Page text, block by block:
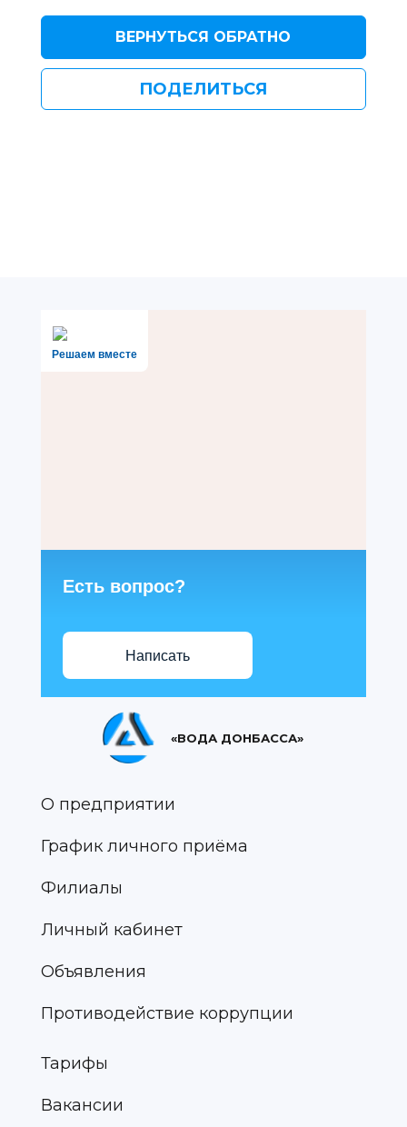
ВЕРНУТЬСЯ ОБРАТНО
ПОДЕЛИТЬСЯ
Решаем вместе
Есть вопрос?
Написать
«ВОДА ДОНБАССА»
О предприятии
График личного приёма
Филиалы
Личный кабинет
Объявления
Противодействие коррупции
Тарифы
Вакансии